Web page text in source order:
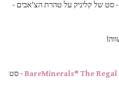
- סט של קליניק על טהרת הצ'אבים -
- סט